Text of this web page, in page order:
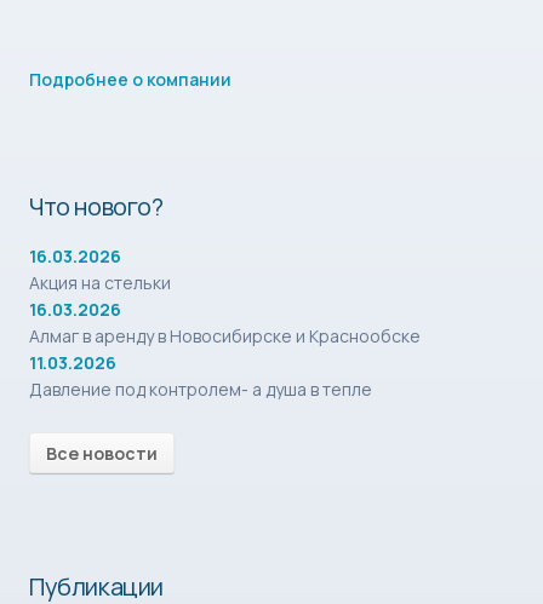
Подробнее о компании
Что нового?
16.03.2026
Акция на стельки
16.03.2026
Алмаг в аренду в Новосибирске и Краснообске
11.03.2026
Давление под контролем- а душа в тепле
Все новости
Публикации